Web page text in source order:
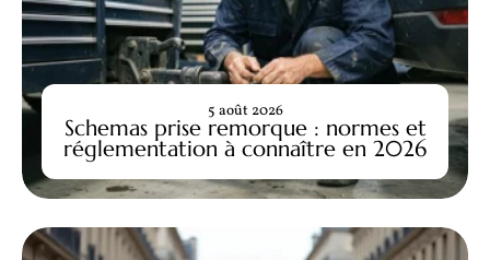
Schemas prise remorque : normes et
réglementation à connaître en 2026
5 août 2026